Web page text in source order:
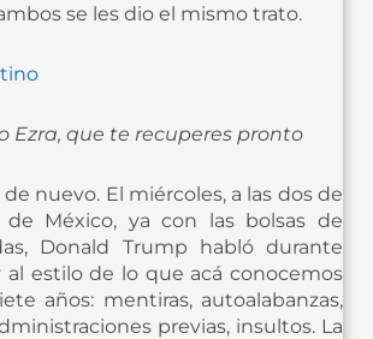
se les dio el mismo trato.
Ezra, que te recuperes pronto
nuevo. El miércoles, a las dos de
México, ya con las bolsas de
Donald Trump habló durante
al estilo de lo que acá conocemos
años: mentiras, autoalabanzas,
previas, insultos. La